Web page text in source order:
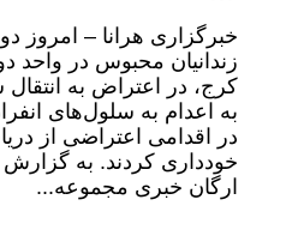
زندانیان محبوس در واحد
کرج، در اعتراض به
به اعدام به سلول‌های
در اقدامی اعتراضی از
خودداری کردند. به گزارش
ارگان خبری مجموعه...